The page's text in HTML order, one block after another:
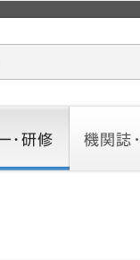
索のキーワード